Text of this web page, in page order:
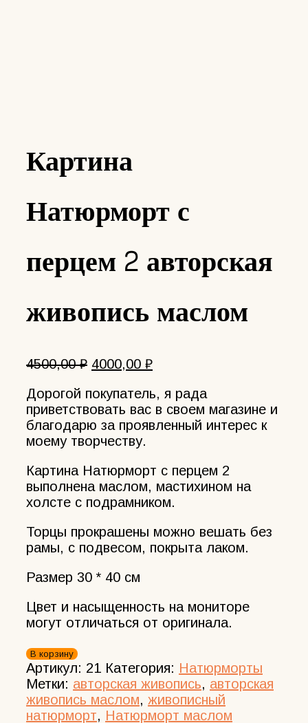
Картина
Натюрморт с
перцем 2 авторская
живопись маслом
4500,00₽ Первоначальная
составляла
4500,00 ₽.
4000,00 ₽Текущая
4000,00 ₽.
Дорогой покупатель, я рада
приветствовать вас в своем магазине и
благодарю за проявленный интерес к
моему творчеству.
Картина Натюрморт с перцем 2
выполнена маслом, мастихином на
холсте с подрамником.
Торцы прокрашены можно вешать без
рамы, с подвесом, покрыта лаком.
Размер 30 * 40 см
Цвет и насыщенность на мониторе
могут отличаться от оригинала.
Количество
товара
Картина
Натюрморт
с
В корзину
Артикул: 21 Категория: Натюрморты
Метки: авторская живопись, авторская
живопись маслом, живописный
натюрморт, Натюрморт маслом